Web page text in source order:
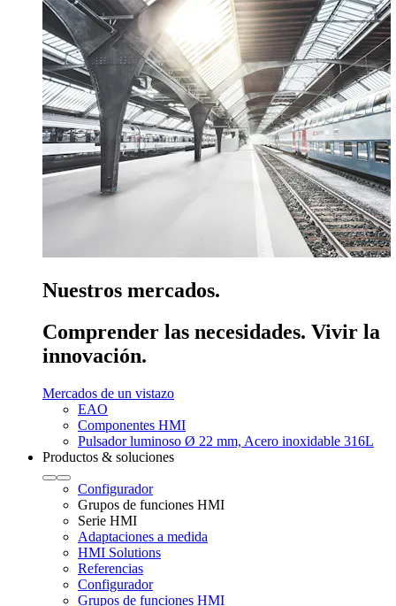
Nuestros mercados.
Comprender las necesidades. Vivir la
innovación.
Mercados de un vistazo
EAO
Componentes HMI
Pulsador luminoso Ø 22 mm, Acero inoxidable 316L
Productos & soluciones
Configurador
Grupos de funciones HMI
Serie HMI
Adaptaciones a medida
HMI Solutions
Referencias
Configurador
Grupos de funciones HMI